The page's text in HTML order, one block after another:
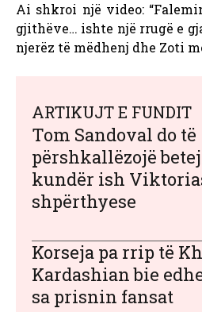
Ai shkroi një video:
gjithëve… ishte një rrugë e
njerëz të mëdhenj dhe Zoti
ARTIKUJT E FUNDIT
Tom Sandoval do të
përshkallëzojë
kundër ish
shpërthyese
Korseja pa rrip të
Kardashian bie
sa prisnin fansat